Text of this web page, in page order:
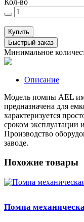
Купить
Быстрый заказ
Минимальное
Описание
Модель помпы AEL
предназначена для
характеризуется
сроком эксплуатации
Производство
заводе.
Похожие товары
Помпа